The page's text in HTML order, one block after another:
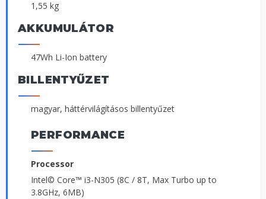
1,55 kg
AKKUMULÁTOR
47Wh Li-Ion battery
BILLENTYŰZET
magyar, háttérvilágításos billentyűzet
PERFORMANCE
Processor
Intel© Core™ i3-N305 (8C / 8T, Max Turbo up to
3.8GHz, 6MB)